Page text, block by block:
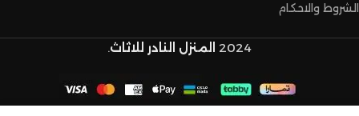
الشروط والاحكام
2024 المنزل النادر للاثاث.